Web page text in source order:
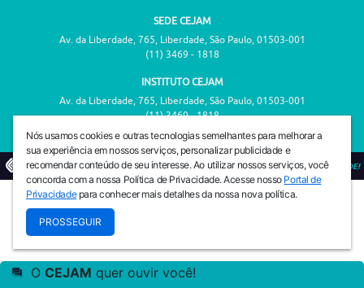
SEDE CEJAM
Av. da Liberdade, 765, Liberdade, São Paulo, 01503-001
(11) 3469 - 1818
INSTITUTO CEJAM
Av. da Liberdade, 765, Liberdade, São Paulo, 01503-001
(11) 3469 - 1818
© 2026 PREVENIR É VIVER COM QUALIDADE!
Nós usamos cookies e outras tecnologias semelhantes para melhorar a
sua experiência em nossos serviços, personalizar publicidade e
recomendar conteúdo de seu interesse. Ao utilizar nossos serviços, você
concorda com a nossa Política de Privacidade. Acesse nosso Portal de
Privacidadepara conhecer mais detalhes da nossa nova política.
PROSSEGUIR
O CEJAM quer ouvir você!